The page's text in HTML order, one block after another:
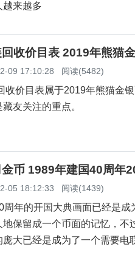
越来越多
收价目表 2019年熊猫
09 17:10:28 阅读(5482)
收价目表属于2019年熊猫金
友关注的重点。
币 1989年建国40周年
05 18:12:33 阅读(1439)
年的开国大典画面已经是成
保留成一个币面的记忆，不
大已经是成为了一个需要电